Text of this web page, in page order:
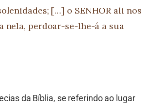
[…] o SENHOR ali nos
nela, perdoar-se-lhe-á a sua
da Bíblia, se referindo ao lugar